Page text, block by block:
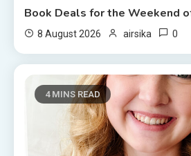
Book Deals for the Weekend
8 August 2026 airsika 0
4 MINS READ